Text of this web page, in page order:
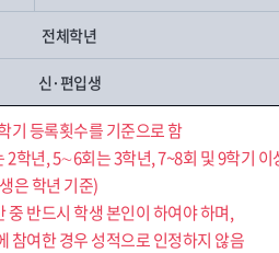
전체학년
신·편입생
기 등록횟수를 기준으로 함
2학년, 5∼6회는 3학년, 7~8회 및 9학기 이
은 학년 기준)
중 반드시 학생 본인이 하여야 하며,
참여한 경우 성적으로 인정하지 않음